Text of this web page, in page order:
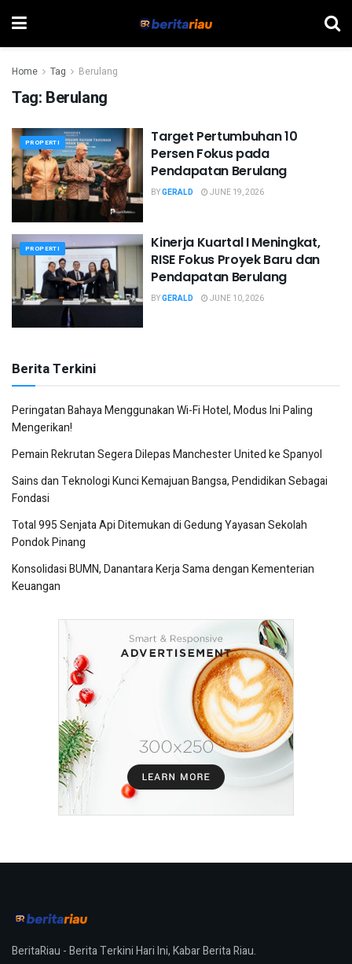
Home Tag Berulang
Tag: Berulang
PROPERTI
Target Pertumbuhan 10
Persen Fokus pada
Pendapatan Berulang
BYGERALD JUNE 19, 2026
PROPERTI
Kinerja Kuartal I Meningkat,
RISE Fokus Proyek Baru dan
Pendapatan Berulang
BYGERALD JUNE 10, 2026
Berita Terkini
Peringatan Bahaya Menggunakan Wi-Fi Hotel, Modus Ini Paling
Mengerikan!
Pemain Rekrutan Segera Dilepas Manchester United ke Spanyol
Sains dan Teknologi Kunci Kemajuan Bangsa, Pendidikan Sebagai
Fondasi
Total 995 Senjata Api Ditemukan di Gedung Yayasan Sekolah
Pondok Pinang
Konsolidasi BUMN, Danantara Kerja Sama dengan Kementerian
Keuangan
BeritaRiau - Berita Terkini Hari Ini, Kabar Berita Riau.